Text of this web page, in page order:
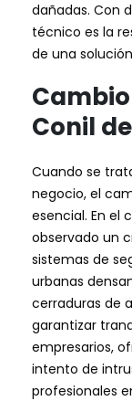
dañadas. Con
técnico es la
de una
Conil
Cuando se
negocio, el
esencial. En el
observado un
sistemas de
urbanas
cerraduras de
garantizar
empresarios,
intento de
profesionales